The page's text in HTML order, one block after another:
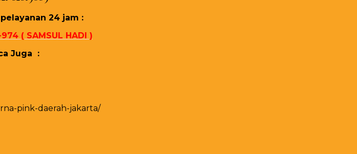
24 јаm :
( SAMSUL HADI )
Juga :
pink-daerah-jakarta/